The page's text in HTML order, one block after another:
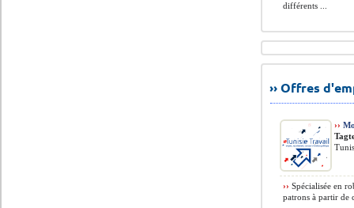
différents ...
›› Offres
››
›› Spécialisée en
patrons à partir de